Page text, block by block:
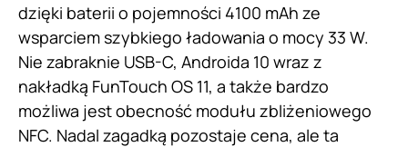
dzięki baterii o pojemności 4100 mAh ze
wsparciem szybkiego ładowania o mocy 33 W.
Nie zabraknie USB-C, Androida 10 wraz z
nakładką FunTouch OS 11, a także bardzo
możliwa jest obecność modułu zbliżeniowego
NFC. Nadal zagadką pozostaje cena, ale ta